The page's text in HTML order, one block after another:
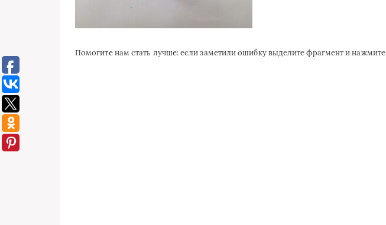
Помогите нам стать лучше: если заметили ошибку выделите фрагмент и нажмите